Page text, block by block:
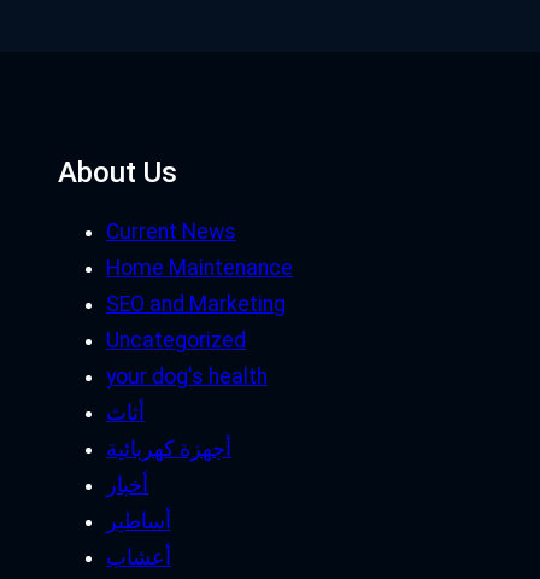
About Us
Current News
Home Maintenance
SEO and Marketing
Uncategorized
your dog's health
أثاث
أجهزة كهربائية
أخبار
أساطير
أعشاب